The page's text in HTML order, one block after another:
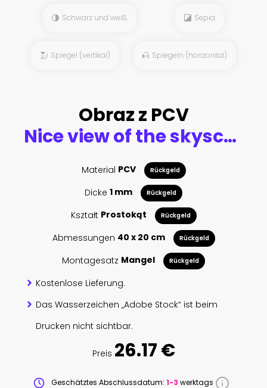
Schwarz und weiß Sepia
Spiegel (vertikal) Spiegeln (horizontal)
Obraz z PCV
Nice view of the skyscrapers against the sky with clouds, 3d rendering
Material PCV Rückgeld
Dicke 1 mm Rückgeld
Kształt Prostokąt Rückgeld
Abmessungen 40 x 20 cm Rückgeld
Montagesatz Mangel Rückgeld
Kostenlose Lieferung.
Das Wasserzeichen „Adobe Stock“ ist beim
Drucken nicht sichtbar.
Preis 26.17 €
Geschätztes Abschlussdatum: 1-3 werktags